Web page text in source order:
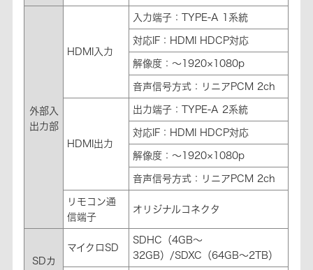
外部入
出力部
HDMI入力
入力端子：TYPE-A 1系統
対応IF：HDMI HDCP対応
解像度：～1920×1080p
音声信号方式：リニアPCM 2ch
HDMI出力
出力端子：TYPE-A 2系統
対応IF：HDMI HDCP対応
解像度：～1920×1080p
音声信号方式：リニアPCM 2ch
リモコン通
信端子
オリジナルコネクタ
SDカ
マイクロSD
SDHC（4GB～
32GB）/SDXC（64GB～2TB）